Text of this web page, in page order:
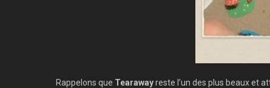
Rappelons que Tearawayreste l’un des plus beaux et